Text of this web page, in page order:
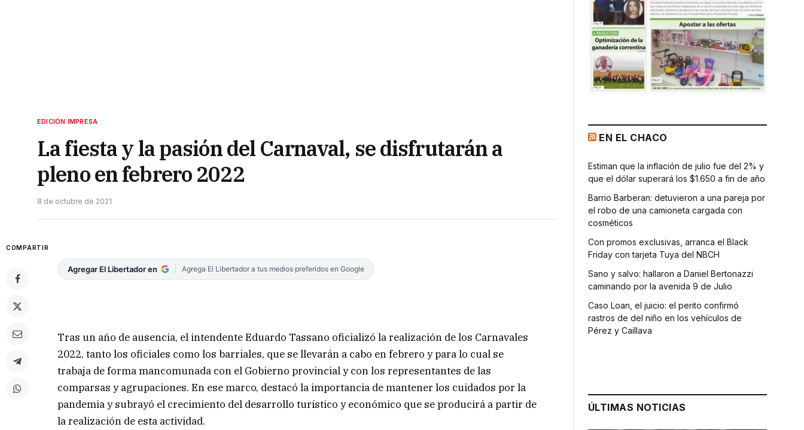
EDICIÓN IMPRESA
La fiesta y la pasión del Carnaval, se disfrutarán a
pleno en febrero 2022
8 de octubre de 2021
COMPARTIR
Agregar El Libertador en Agrega El Libertador a tus medios preferidos en Google
Tras un año de ausencia, el intendente Eduardo Tassano oficializó la realización de los Carnavales
2022, tanto los oficiales como los barriales, que se llevarán a cabo en febrero y para lo cual se
trabaja de forma mancomunada con el Gobierno provincial y con los representantes de las
comparsas y agrupaciones. En ese marco, destacó la importancia de mantener los cuidados por la
pandemia y subrayó el crecimiento del desarrollo turístico y económico que se producirá a partir de
la realización de esta actividad.
EN EL CHACO
Estiman que la inflación de julio fue del 2% y
que el dólar superará los $1.650 a fin de año
Barrio Barberan: detuvieron a una pareja por
el robo de una camioneta cargada con
cosméticos
Con promos exclusivas, arranca el Black
Friday con tarjeta Tuya del NBCH
Sano y salvo: hallaron a Daniel Bertonazzi
caminando por la avenida 9 de Julio
Caso Loan, el juicio: el perito confirmó
rastros de del niño en los vehículos de
Pérez y Caillava
ÚLTIMAS NOTICIAS